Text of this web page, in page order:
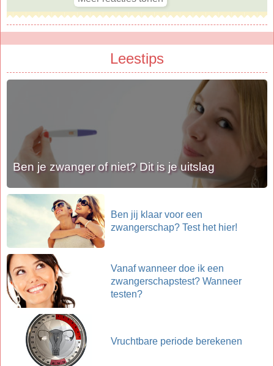
Leestips
Ben je zwanger of niet? Dit is je uitslag
Ben jij klaar voor een
zwangerschap? Test het hier!
Vanaf wanneer doe ik een
zwangerschapstest? Wanneer
testen?
Vruchtbare periode berekenen